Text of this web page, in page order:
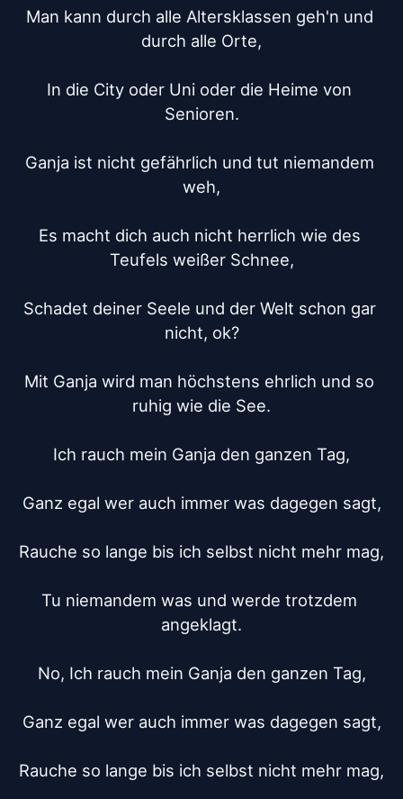
Man kann durch alle Altersklassen geh'n und
durch alle Orte,
In die City oder Uni oder die Heime von
Senioren.
Ganja ist nicht gefährlich und tut niemandem
weh,
Es macht dich auch nicht herrlich wie des
Teufels weißer Schnee,
Schadet deiner Seele und der Welt schon gar
nicht, ok?
Mit Ganja wird man höchstens ehrlich und so
ruhig wie die See.
Ich rauch mein Ganja den ganzen Tag,
Ganz egal wer auch immer was dagegen sagt,
Rauche so lange bis ich selbst nicht mehr mag,
Tu niemandem was und werde trotzdem
angeklagt.
No, Ich rauch mein Ganja den ganzen Tag,
Ganz egal wer auch immer was dagegen sagt,
Rauche so lange bis ich selbst nicht mehr mag,